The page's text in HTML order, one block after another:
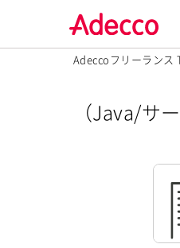
Adeccoフリーランス
（Java/サ